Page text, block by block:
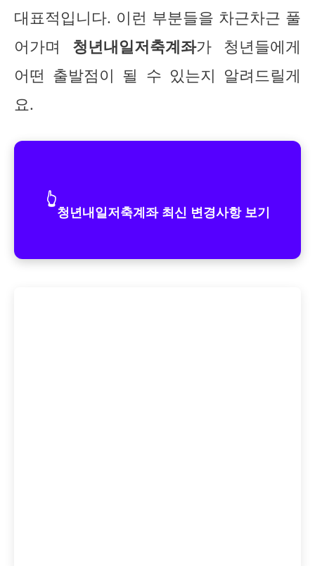
대표적입니다. 이런 부분들을 차근차근 풀
어가며 청년내일저축계좌가 청년들에게
어떤 출발점이 될 수 있는지 알려드릴게
요.
👆
청년내일저축계좌 최신 변경사항 보기